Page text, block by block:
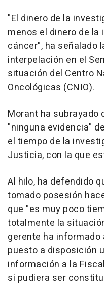
"El dinero de la
menos el dinero de
cáncer", ha señalado
interpelación en el
situación del Centro
Oncológicas (CNIO).
Morant ha subrayado
"ninguna evidencia"
el tiempo de la
Justicia, con la que
Al hilo, ha defendido
tomado posesión
que "es muy poco
totalmente la
gerente ha informado
puesto a disposición
información a la
si pudiera ser